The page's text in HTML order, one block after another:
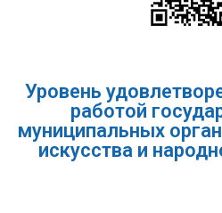
Уровень
работой
муниципальных
искусства и